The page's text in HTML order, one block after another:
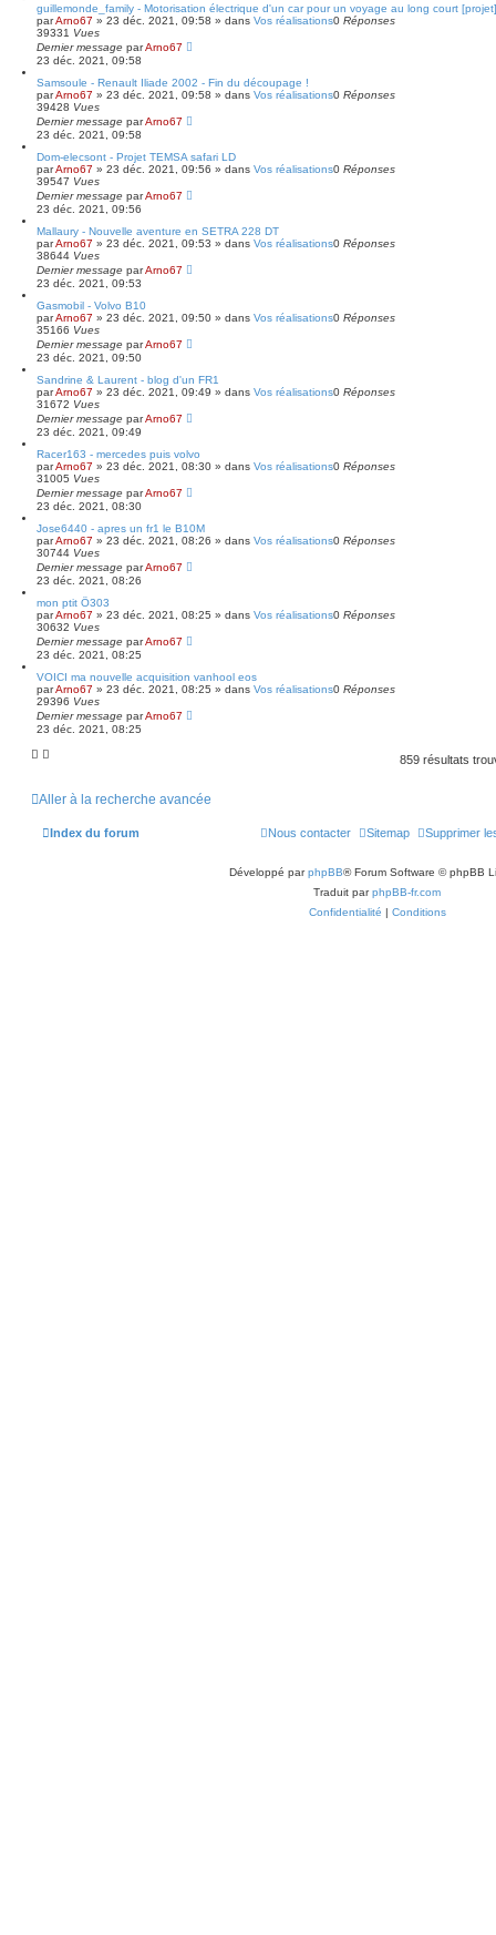
guillemond​e_family - Motorisation électrique d'un car pour un voyage au long court [projet]
parArno67 » 23 déc. 2021, 09:58 » dans Vos réalisations0 Réponses
39331 Vues
Dernier message parArno67
23 déc. 2021, 09:58
Samsoule - Renault Iliade 2002 - Fin du découpage !
parArno67 » 23 déc. 2021, 09:58 » dans Vos réalisations0 Réponses
39428 Vues
Dernier message parArno67
23 déc. 2021, 09:58
Dom-elecso​nt - Projet TEMSA safari LD
parArno67 » 23 déc. 2021, 09:56 » dans Vos réalisations0 Réponses
39547 Vues
Dernier message parArno67
23 déc. 2021, 09:56
Mallaury - Nouvelle aventure en SETRA 228 DT
parArno67 » 23 déc. 2021, 09:53 » dans Vos réalisations0 Réponses
38644 Vues
Dernier message parArno67
23 déc. 2021, 09:53
Gasmobil - Volvo B10
parArno67 » 23 déc. 2021, 09:50 » dans Vos réalisations0 Réponses
35166 Vues
Dernier message parArno67
23 déc. 2021, 09:50
Sandrine & Laurent - blog d'un FR1
parArno67 » 23 déc. 2021, 09:49 » dans Vos réalisations0 Réponses
31672 Vues
Dernier message parArno67
23 déc. 2021, 09:49
Racer163 - mercedes puis volvo
parArno67 » 23 déc. 2021, 08:30 » dans Vos réalisations0 Réponses
31005 Vues
Dernier message parArno67
23 déc. 2021, 08:30
Jose6440 - apres un fr1 le B10M
parArno67 » 23 déc. 2021, 08:26 » dans Vos réalisations0 Réponses
30744 Vues
Dernier message parArno67
23 déc. 2021, 08:26
mon ptit Ô303
parArno67 » 23 déc. 2021, 08:25 » dans Vos réalisations0 Réponses
30632 Vues
Dernier message parArno67
23 déc. 2021, 08:25
VOICI ma nouvelle acquisition vanhool eos
parArno67 » 23 déc. 2021, 08:25 » dans Vos réalisations0 Réponses
29396 Vues
Dernier message parArno67
23 déc. 2021, 08:25
859 résultats
Aller à la recherche avancée
Index du forum Supprimer
Sitemap
Nous contacter
Développé parphpBB® Forum Software © phpBB
Traduit parphpBB-fr.com
Confidentialité | Conditions